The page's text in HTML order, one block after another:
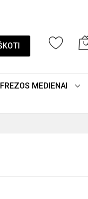
FREZOS MEDIENAI